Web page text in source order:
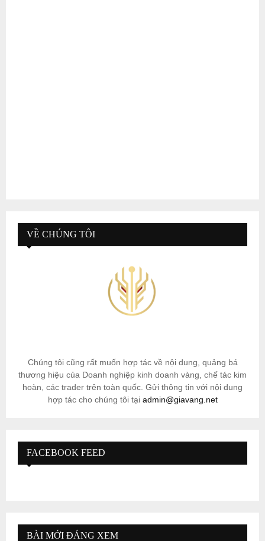
VỀ CHÚNG TÔI
Chúng tôi cũng rất muốn hợp tác về nội dung, quảng bá
thương hiệu của Doanh nghiệp kinh doanh vàng, chế tác kim
hoàn, các trader trên toàn quốc. Gửi thông tin với nội dung
hợp tác cho chúng tôi tại admin@giavang.net
FACEBOOK FEED
BÀI MỚI ĐÁNG XEM